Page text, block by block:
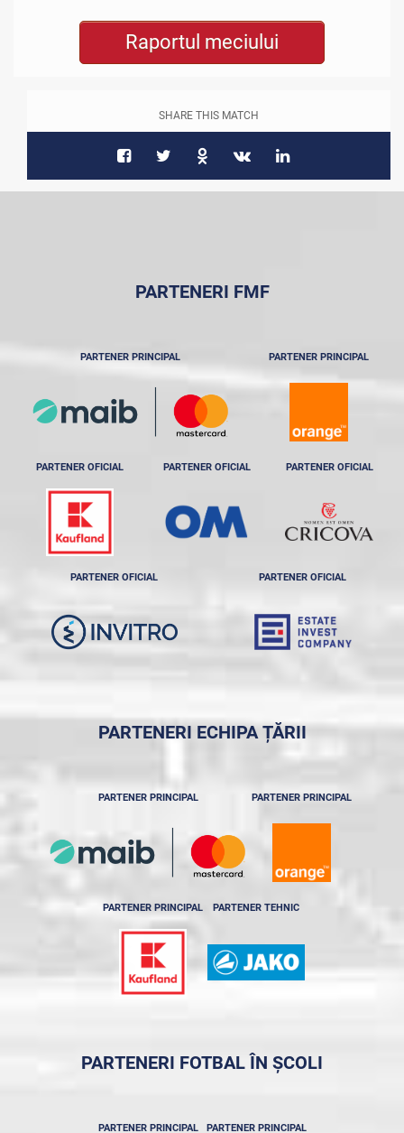
Raportul meciului
SHARE THIS MATCH
PARTENERI FMF
PARTENER PRINCIPAL PARTENER PRINCIPAL
PARTENER OFICIAL PARTENER OFICIAL PARTENER OFICIAL
PARTENER OFICIAL PARTENER OFICIAL
PARTENERI ECHIPA ȚĂRII
PARTENER PRINCIPAL PARTENER PRINCIPAL
PARTENER PRINCIPAL PARTENER TEHNIC
PARTENERI FOTBAL ÎN ȘCOLI
PARTENER PRINCIPAL PARTENER PRINCIPAL